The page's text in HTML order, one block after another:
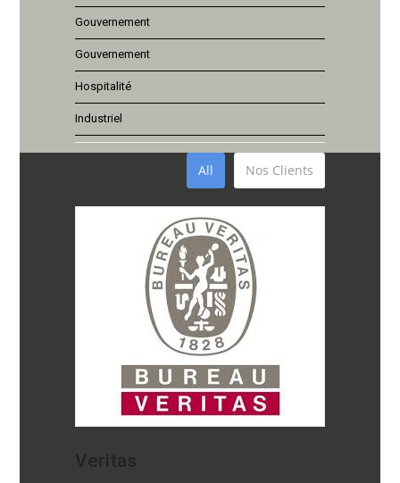
Gouvernement
Gouvernement
Hospitalité
Industriel
All Nos Clients
Veritas